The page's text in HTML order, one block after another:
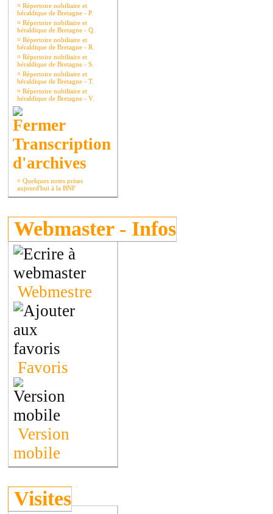
¤ Répertoire nobiliaire et
héraldique de Bretagne - P.
¤ Répertoire nobiliaire et
héraldique de Bretagne - Q.
¤ Répertoire nobiliaire et
héraldique de Bretagne - R.
¤ Répertoire nobiliaire et
héraldique de Bretagne - S.
¤ Répertoire nobiliaire et
héraldique de Bretagne - T.
¤ Répertoire nobiliaire et
héraldique de Bretagne - V.
Transcription
d'archives
¤ Quelques notes prises
aujourd'hui à la BNF
Webmaster - Infos
Webmestre
Favoris
Version
mobile
Visites